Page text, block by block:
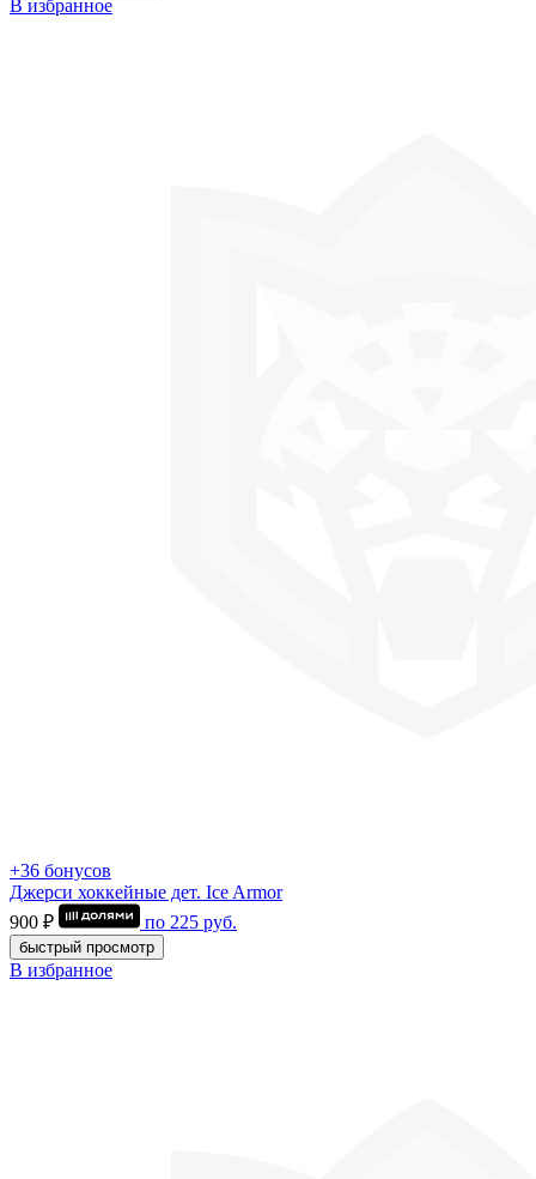
В избранное
+36 бонусов
Джерси хоккейные дет. Ice Armor
900 ₽
по 225 руб.
быстрый просмотр
В избранное